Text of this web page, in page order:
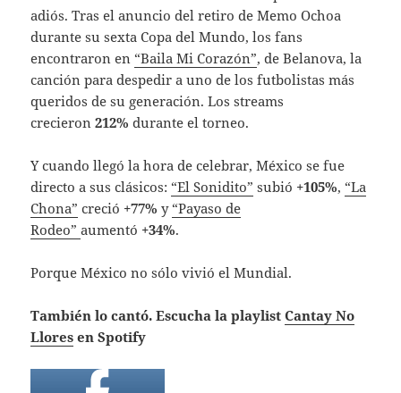
adiós. Tras el anuncio del retiro de Memo Ochoa
durante su sexta Copa del Mundo, los fans
encontraron en “Baila Mi Corazón”, de Belanova, la
canción para despedir a uno de los futbolistas más
queridos de su generación. Los streams
crecieron212% durante el torneo.
Y cuando llegó la hora de celebrar, México se fue
directo a sus clásicos: “El Sonidito” subió +105%, “La
Chona” creció +77% y “Payaso de
Rodeo” aumentó +34%.
Porque México no sólo vivió el Mundial.
También lo cantó. Escucha la playlistCantay No
Llores en Spotify